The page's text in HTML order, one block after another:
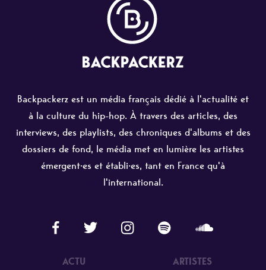
Backpackerz est un média français dédié à l'actualité et
à la culture du hip-hop. À travers des articles, des
interviews, des playlists, des chroniques d'albums et des
dossiers de fond, le média met en lumière les artistes
émergent·es et établi·es, tant en France qu'à
l'international.
ACTU ARTISTES